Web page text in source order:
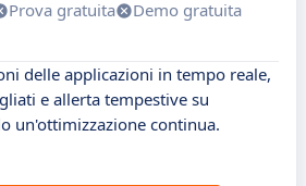
Prova gratuita
Demo gratuita
delle applicazioni in tempo reale,
e allerta tempestive su
un'ottimizzazione continua.